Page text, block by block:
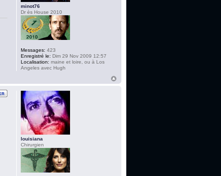
minot76
Dr ès House 2010
Messages: 423
Enregistré le: Dim 29 Nov 2009 12:57
Localisation: maine et loire, ou à Los
Angeles avec Hugh
louisiana
Chirurgien